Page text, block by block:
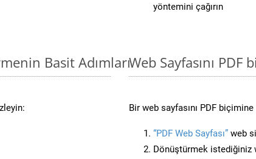
yöntemini çağırın
Basit AdımlarıWeb Sayfasını
Bir web sayfasını PDF
“PDF Web Sayfası” web
Dönüştürmek istediğiniz